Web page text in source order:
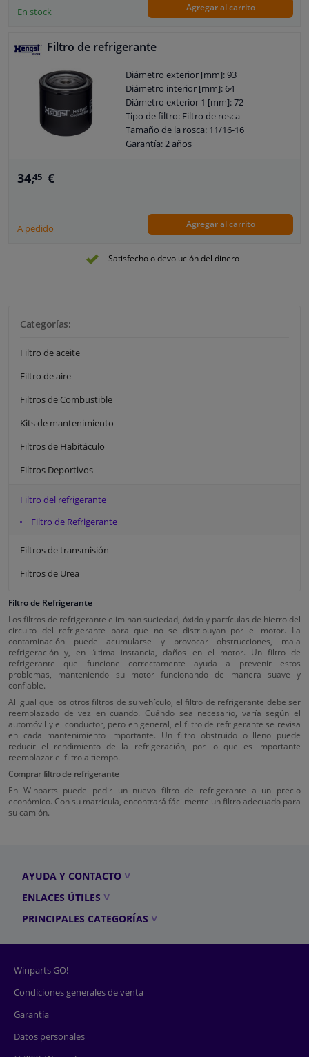
Categorías:
Filtro de aceite
Filtro de aire
Filtros de Combustible
Kits de mantenimiento
Filtros de Habitáculo
Filtros Deportivos
Filtro del refrigerante
Filtro de Refrigerante
Filtros de transmisión
Filtros de Urea
Filtro de Refrigerante
Los filtros de refrigerante eliminan suciedad, óxido y partículas de hierro del
circuito del refrigerante para que no se distribuyan por el motor. La
contaminación puede acumularse y provocar obstrucciones, mala
refrigeración y, en última instancia, daños en el motor. Un filtro de
refrigerante que funcione correctamente ayuda a prevenir estos
problemas, manteniendo su motor funcionando de manera suave y
confiable.
Al igual que los otros filtros de su vehículo, el filtro de refrigerante debe ser
reemplazado de vez en cuando. Cuándo sea necesario, varía según el
automóvil y el conductor, pero en general, el filtro de refrigerante se revisa
en cada mantenimiento importante. Un filtro obstruido o lleno puede
reducir el rendimiento de la refrigeración, por lo que es importante
reemplazar el filtro a tiempo.
Comprar filtro de refrigerante
En Winparts puede pedir un nuevo filtro de refrigerante a un precio
económico. Con su matrícula, encontrará fácilmente un filtro adecuado para
su camión.
En stock Agregar al carrito
Filtro de refrigerante
Diámetro exterior [mm]: 93
Diámetro interior [mm]: 64
Diámetro exterior 1 [mm]: 72
Tipo de filtro: Filtro de rosca
Tamaño de la rosca: 11/16-16
Garantía: 2 años
34,45 €
A pedido Agregar al carrito
Satisfecho o devolución del dinero
AYUDA Y CONTACTO
ENLACES ÚTILES
PRINCIPALES CATEGORÍAS
Winparts GO!
Condiciones generales de venta
Garantía
Datos personales